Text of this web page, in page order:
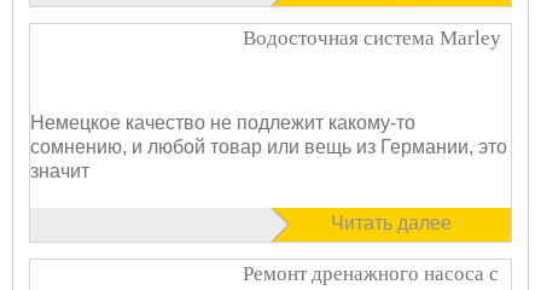
Водосточная система Marley
Немецкое качество не подлежит какому-то
сомнению, и любой товар или вещь из Германии, это
значит
Читать далее
Ремонт дренажного насоса с